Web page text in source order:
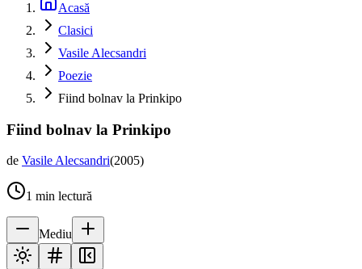
Acasă
Clasici
Vasile Alecsandri
Poezie
Fiind bolnav la Prinkipo
Fiind bolnav la Prinkipo
de Vasile Alecsandri(2005)
1 min lectură
Mediu